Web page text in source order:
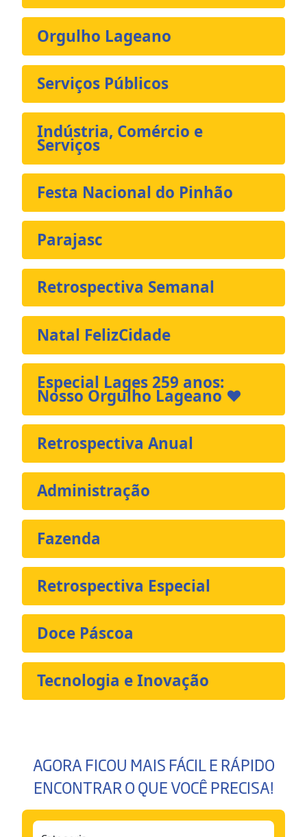
Orgulho Lageano
Serviços Públicos
Indústria, Comércio e
Serviços
Festa Nacional do Pinhão
Parajasc
Retrospectiva Semanal
Natal FelizCidade
Especial Lages 259 anos:
Nosso Orgulho Lageano ❤️
Retrospectiva Anual
Administração
Fazenda
Retrospectiva Especial
Doce Páscoa
Tecnologia e Inovação
AGORA FICOU MAIS FÁCIL E RÁPIDO
ENCONTRAR O QUE VOCÊ PRECISA!